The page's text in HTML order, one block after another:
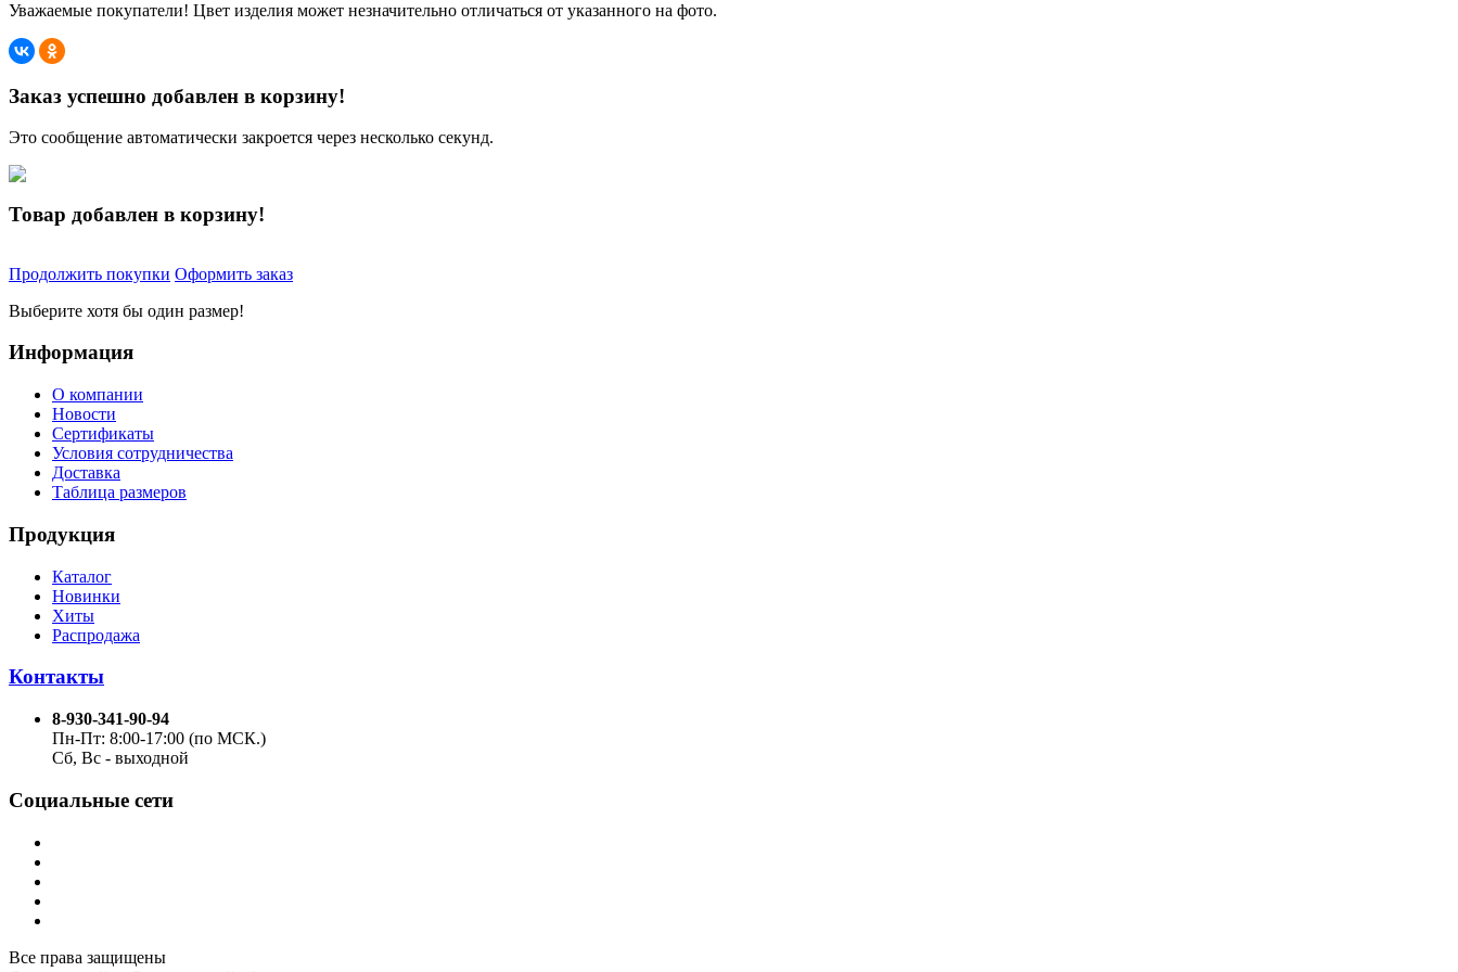
Уважаемые покупатели! Цвет изделия может незначительно отличаться от указанного на фото.
Заказ успешно добавлен в корзину!
Это сообщение автоматически закроется через несколько секунд.
Товар добавлен в корзину!
Продолжить покупки Оформить заказ
Выберите хотя бы один размер!
Информация
О компании
Новости
Сертификаты
Условия сотрудничества
Доставка
Таблица размеров
Продукция
Каталог
Новинки
Хиты
Распродажа
Контакты
8-930-341-90-94
Пн-Пт: 8:00-17:00 (по МСК.)
Сб, Вс - выходной
Социальные сети
Все права защищены